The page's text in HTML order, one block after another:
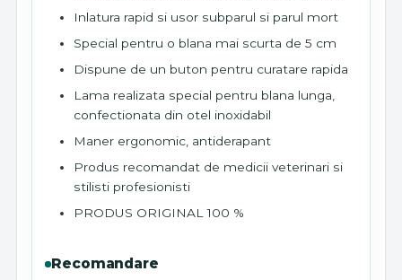
Inlatura rapid si usor subparul si parul mort
Special pentru o blana mai scurta de 5 cm
Dispune de un buton pentru curatare rapida
Lama realizata special pentru blana lunga,
confectionata din otel inoxidabil
Maner ergonomic, antiderapant
Produs recomandat de medicii veterinari si
stilisti profesionisti
PRODUS ORIGINAL 100 %
Recomandare